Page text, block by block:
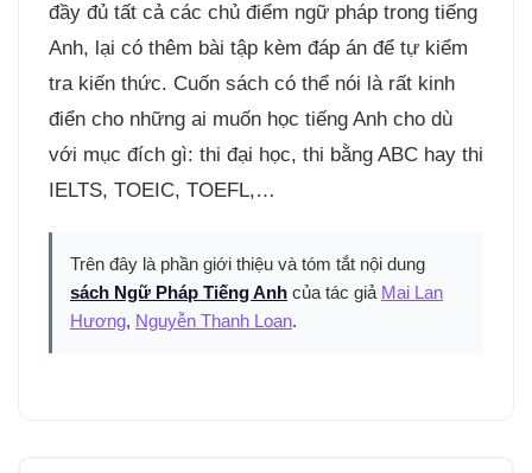
đầy đủ tất cả các chủ điểm ngữ pháp trong tiếng
Anh, lại có thêm bài tập kèm đáp án để tự kiểm
tra kiến thức. Cuốn sách có thể nói là rất kinh
điển cho những ai muốn học tiếng Anh cho dù
với mục đích gì: thi đại học, thi bằng ABC hay thi
IELTS, TOEIC, TOEFL,…
Trên đây là phần giới thiệu và tóm tắt nội dung
sách Ngữ Pháp Tiếng Anh của tác giả Mai Lan
Hương, Nguyễn Thanh Loan.